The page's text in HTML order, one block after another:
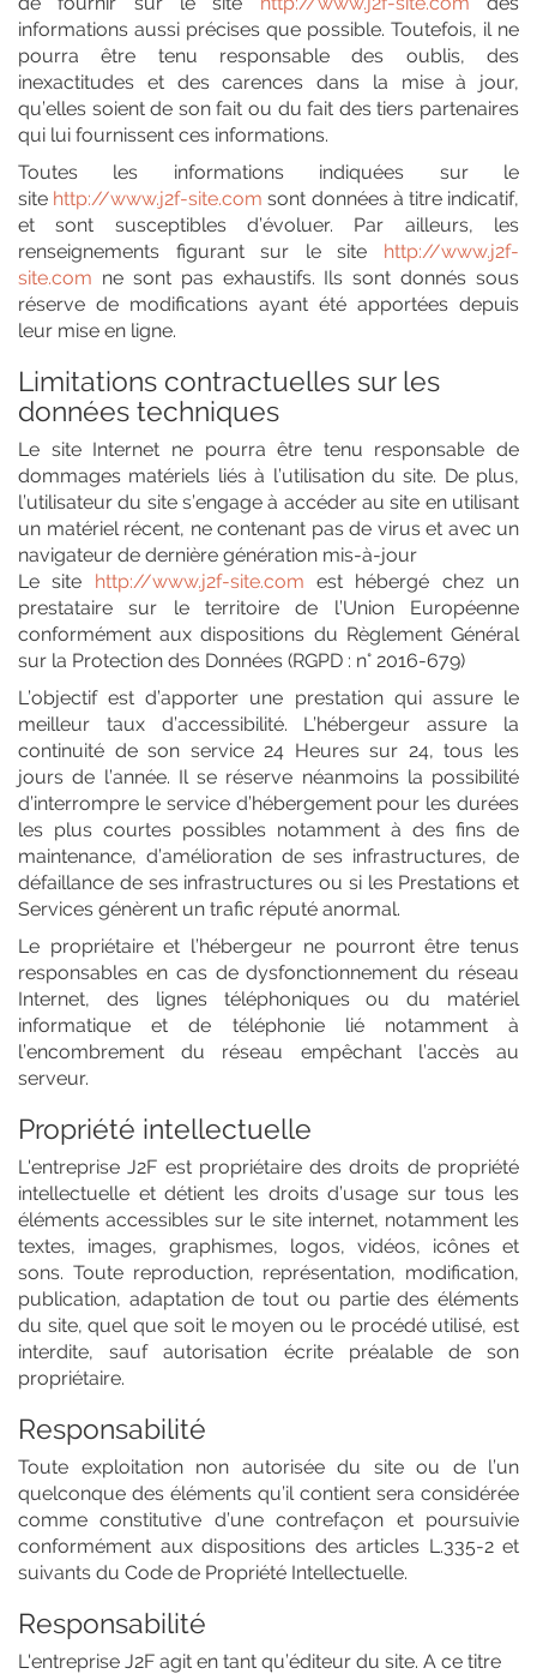
informations aussi précises que possible. Toutefois, il ne
pourra être tenu responsable des oublis, des
inexactitudes et des carences dans la mise à jour,
qu’elles soient de son fait ou du fait des tiers partenaires
qui lui fournissent ces informations.
Toutes les informations indiquées sur le
site http://www.j2f-site.com sont données à titre indicatif,
et sont susceptibles d’évoluer. Par ailleurs, les
renseignements figurant sur le site http://www.j2f-
site.com ne sont pas exhaustifs. Ils sont donnés sous
réserve de modifications ayant été apportées depuis
leur mise en ligne.
Limitations contractuelles sur les
données techniques
Le site Internet ne pourra être tenu responsable de
dommages matériels liés à l’utilisation du site. De plus,
l’utilisateur du site s’engage à accéder au site en utilisant
un matériel récent, ne contenant pas de virus et avec un
navigateur de dernière génération mis-à-jour
Le site http://www.j2f-site.com est hébergé chez un
prestataire sur le territoire de l’Union Européenne
conformément aux dispositions du Règlement Général
sur la Protection des Données (RGPD : n° 2016-679)
L’objectif est d’apporter une prestation qui assure le
meilleur taux d’accessibilité. L’hébergeur assure la
continuité de son service 24 Heures sur 24, tous les
jours de l’année. Il se réserve néanmoins la possibilité
d’interrompre le service d’hébergement pour les durées
les plus courtes possibles notamment à des fins de
maintenance, d’amélioration de ses infrastructures, de
défaillance de ses infrastructures ou si les Prestations et
Services génèrent un trafic réputé anormal.
Le propriétaire et l’hébergeur ne pourront être tenus
responsables en cas de dysfonctionnement du réseau
Internet, des lignes téléphoniques ou du matériel
informatique et de téléphonie lié notamment à
l’encombrement du réseau empêchant l’accès au
serveur.
Propriété intellectuelle
L'entreprise J2F est propriétaire des droits de propriété
intellectuelle et détient les droits d’usage sur tous les
éléments accessibles sur le site internet, notamment les
textes, images, graphismes, logos, vidéos, icônes et
sons. Toute reproduction, représentation, modification,
publication, adaptation de tout ou partie des éléments
du site, quel que soit le moyen ou le procédé utilisé, est
interdite, sauf autorisation écrite préalable de son
propriétaire.
Responsabilité
Toute exploitation non autorisée du site ou de l’un
quelconque des éléments qu’il contient sera considérée
comme constitutive d’une contrefaçon et poursuivie
conformément aux dispositions des articles L.335-2 et
suivants du Code de Propriété Intellectuelle.
Responsabilité
L'entreprise J2F agit en tant qu’éditeur du site. A ce titre